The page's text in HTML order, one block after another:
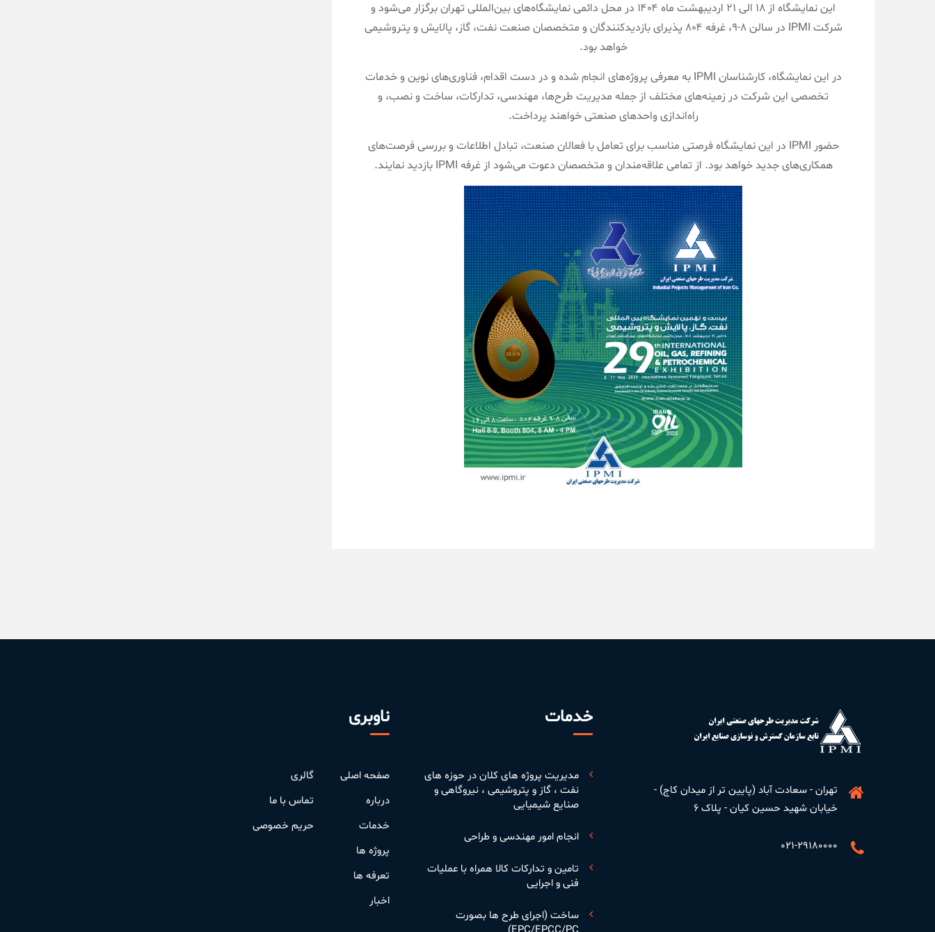
این نمایشگاه از ۱۸ الی ۲۱ اردیبهشت ماه ۱۴۰۴ در محل دائمی نمایشگاه‌های بین‌المللی تهران برگزار می‌شود و
شرکت IPMI در سالن ۸-۹، غرفه ۸۰۴ پذیرای بازدیدکنندگان و متخصصان صنعت نفت، گاز، پالایش و پتروشیمی
خواهد بود.
در این نمایشگاه، کارشناسان IPMI به معرفی پروژه‌های انجام شده و در دست اقدام، فناوری‌های نوین و خدمات
تخصصی این شرکت در زمینه‌های مختلف از جمله مدیریت طرح‌ها، مهندسی، تدارکات، ساخت و نصب، و
راه‌اندازی واحدهای صنعتی خواهند پرداخت.
حضور IPMI در این نمایشگاه فرصتی مناسب برای تعامل با فعالان صنعت، تبادل اطلاعات و بررسی فرصت‌های
همکاری‌های جدید خواهد بود. از تمامی علاقه‌مندان و متخصصان دعوت می‌شود از غرفه IPMI بازدید نمایند.
تهران - سعادت آباد (پایین تر از میدان کاج) -
خیابان شهید حسین کیان - پلاک ۶
۰۲۱-۲۹۱۸۰۰۰۰
خدمات
مدیریت پروژه های کلان در حوزه های
نفت ، گاز و پتروشیمی ، نیروگاهی و
صنایع شیمیایی
انجام امور مهندسی و طراحی
تامین و تدارکات کالا همراه با عملیات
فنی و اجرایی
ساخت (اجرای طرح ها بصورت
ناوبری
صفحه اصلی
درباره
خدمات
پروژه ها
تعرفه ها
اخبار
گالری
تماس با ما
حریم خصوصی